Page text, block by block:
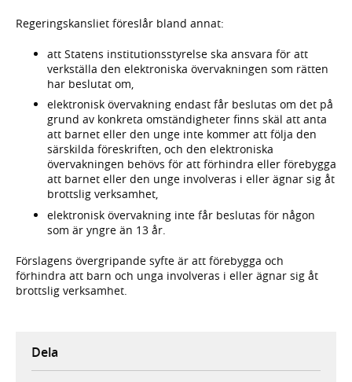
Regeringskansliet föreslår bland annat:
att Statens institutionsstyrelse ska ansvara för att
verkställa den elektroniska övervakningen som rätten
har beslutat om,
elektronisk övervakning endast får beslutas om det på
grund av konkreta omständigheter finns skäl att anta
att barnet eller den unge inte kommer att följa den
särskilda föreskriften, och den elektroniska
övervakningen behövs för att förhindra eller förebygga
att barnet eller den unge involveras i eller ägnar sig åt
brottslig verksamhet,
elektronisk övervakning inte får beslutas för någon
som är yngre än 13 år.
Förslagens övergripande syfte är att förebygga och
förhindra att barn och unga involveras i eller ägnar sig åt
brottslig verksamhet.
Dela